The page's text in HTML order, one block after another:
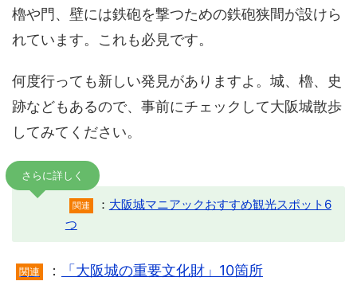
櫓や門、壁には鉄砲を撃つための鉄砲狭間が設けら
れています。これも必見です。
何度行っても新しい発見がありますよ。城、櫓、史
跡などもあるので、事前にチェックして大阪城散歩
してみてください。
さらに詳しく
関連 ： 大阪城マニアックおすすめ観光スポット6
つ
関連 ： 「大阪城の重要文化財」10箇所